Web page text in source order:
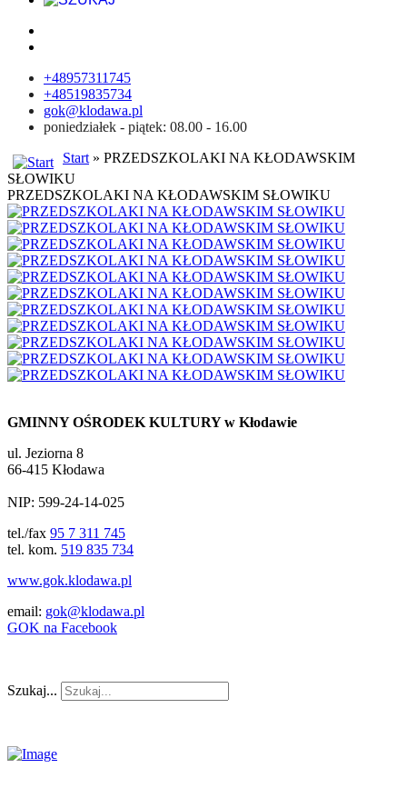
+48957311745
+48519835734
gok@klodawa.pl
poniedziałek - piątek: 08.00 - 16.00
Start » PRZEDSZKOLAKI NA KŁODAWSKIM
SŁOWIKU
PRZEDSZKOLAKI NA KŁODAWSKIM SŁOWIKU
GMINNY OŚRODEK KULTURY w Kłodawie
ul. Jeziorna 8
66-415 Kłodawa
NIP: 599-24-14-025
tel./fax 95 7 311 745
tel. kom. 519 835 734
www.gok.klodawa.pl
email: gok@klodawa.pl
GOK na Facebook
Szukaj...